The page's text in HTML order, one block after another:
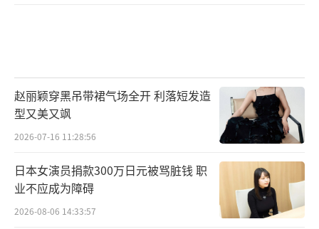
赵丽颖穿黑吊带裙气场全开 利落短发造
型又美又飒
2026-07-16 11:28:56
日本女演员捐款300万日元被骂脏钱 职
业不应成为障碍
2026-08-06 14:33:57